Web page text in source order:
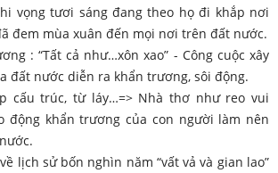
hi vọng tươi sáng đang theo họ đi khắp nơi
đem mùa xuân đến mọi nơi trên đất nước.
: “Tất cả như…xôn xao” - Công cuộc xây
đất nước diễn ra khẩn trương, sôi động.
cấu trúc, từ láy…=> Nhà thơ như reo vui
động khẩn trương của con người làm nên
lịch sử bốn nghìn năm “vất vả và gian lao”